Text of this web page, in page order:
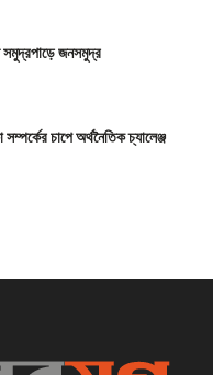
সমুদ্রপাড়ে জনসমুদ্র
চাপে অর্থনৈতিক চ্যালেঞ্জ